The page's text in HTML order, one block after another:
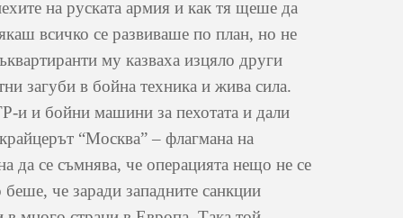
на руската армия и как тя щеше да
всичко се развиваше по план, но не
му казваха изцяло други
загуби в бойна техника и жива сила.
и и бойни машини за пехотата и дали
“Москва” – флагмана на
да се съмнява, че операцията нещо не се
че заради западните санкции